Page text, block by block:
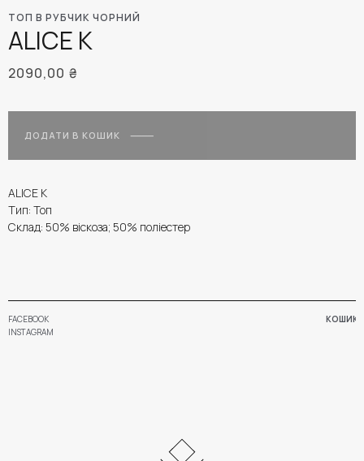
ТОП В РУБЧИК ЧОРНИЙ
ALICE K
2090,00 ₴
ДОДАТИ В КОШИК
ALICE K
Тип: Топ
Склад: 50% віскоза; 50% поліестер
FACEBOOK КОШИК
INSTAGRAM